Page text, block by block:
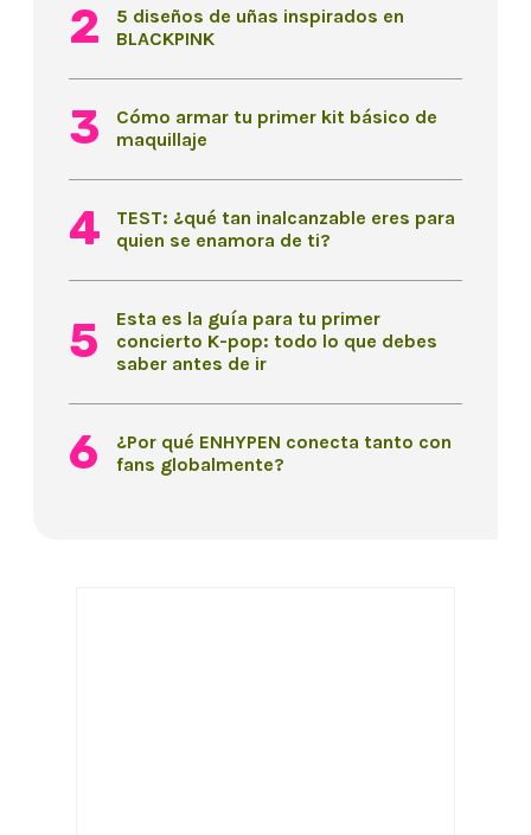
5 diseños de uñas inspirados en
BLACKPINK
Cómo armar tu primer kit básico de
maquillaje
TEST: ¿qué tan inalcanzable eres para
quien se enamora de ti?
Esta es la guía para tu primer
concierto K-pop: todo lo que debes
saber antes de ir
¿Por qué ENHYPEN conecta tanto con
fans globalmente?